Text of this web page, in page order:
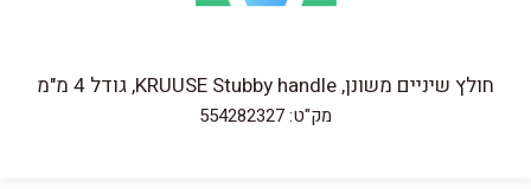
חולץ שיניים משונן, KRUUSE Stubby handle, גודל 4 מ"מ
מק"ט: 554282327